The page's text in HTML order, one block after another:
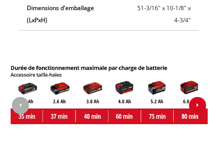
Dimensions d'emballage
(LxPxH)
51-3/16" x 10-1/8" x
4-3/4"